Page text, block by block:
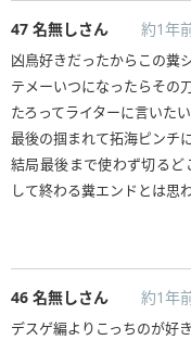
47 名無しさん 約1年
凶鳥好きだったからこの糞
テメーいつになったらその
たろってライターに言いた
最後の掴まれて拓海ピンチ
結局最後まで使わず切る
して終わる糞エンドとは思
46 名無しさん 約1年
デスゲ編よりこっちのが好き